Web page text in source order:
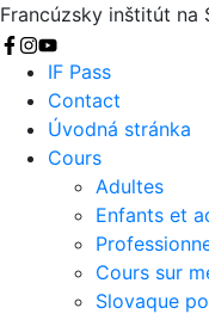
Francúzsky inštitút na
Chercher
IF Pass
Contact
Úvodná stránka
Cours
Adultes
Enfants et
Cours sur
Slovaque